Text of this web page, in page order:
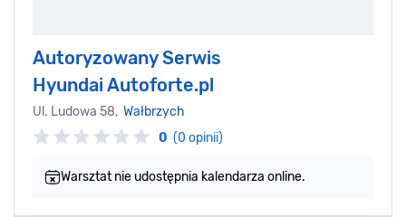
Autoryzowany Serwis
Hyundai Autoforte.pl
Ul. Ludowa 58, Wałbrzych
0 (0 opinii)
Warsztat nie udostępnia kalendarza online.